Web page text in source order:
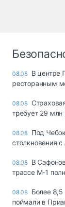
08.08 В центре
ресторанным
08.08
требует 29 млн
08.08 Под
столкновения
08.08 В
трассе М-1
08.08 Более 8,5
поймали в